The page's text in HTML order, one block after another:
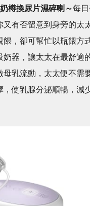
樽換尿片濕碎喇～每
有否留意到身旁的
，卻可幫忙以瓶餵
器，讓太太在最舒
乳流動，太太便不
使乳腺分泌順暢，減